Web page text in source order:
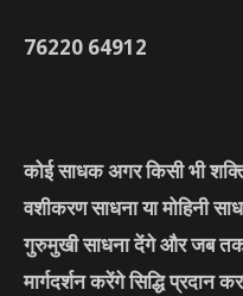
76220 64912
कोई साधक अगर किसी भी
वशीकरण साधना या मोहिनी
गुरुमुखी साधना देंगे और जब
मार्गदर्शन करेंगे सिद्धि प्रदान